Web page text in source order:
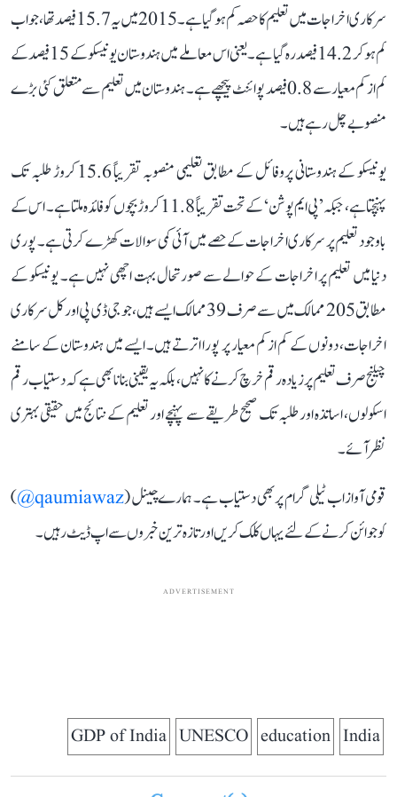
سرکاری اخراجات میں تعلیم کا حصہ کم ہو گیا ہے۔ 2015 میں یہ 15.7 فیصد تھا، جو اب
کم ہو کر 14.2 فیصد رہ گیا ہے۔ یعنی اس معاملے میں ہندوستان یونیسکو کے 15 فیصد کے
کم از کم معیار سے 0.8 فیصد پوائنٹ پیچھے ہے۔ ہندوستان میں تعلیم سے متعلق کئی بڑے
منصوبے چل رہے ہیں۔
یونیسکو کے ہندوستانی پروفائل کے مطابق تعلیمی منصوبہ تقریباً 15.6 کروڑ طلبہ تک
پہنچتا ہے، جبکہ ’پی ایم پوشن‘ کے تحت تقریباً 11.8 کروڑ بچوں کو فائدہ ملتا ہے۔ اس کے
باوجود تعلیم پر سرکاری اخراجات کے حصے میں آئی کمی سوالات کھڑے کرتی ہے۔ پوری
دنیا میں تعلیم پر اخراجات کے حوالے سے صورتحال بہت اچھی نہیں ہے۔ یونیسکو کے
مطابق 205 ممالک میں سے صرف 39 ممالک ایسے ہیں، جو جی ڈی پی اور کل سرکاری
اخراجات، دونوں کے کم از کم معیار پر پورا اترتے ہیں۔ ایسے میں ہندوستان کے سامنے
چیلنج صرف تعلیم پر زیادہ رقم خرچ کرنے کا نہیں، بلکہ یہ یقینی بنانا بھی ہے کہ دستیاب رقم
اسکولوں، اساتذہ اور طلبہ تک صحیح طریقے سے پہنچے اور تعلیم کے نتائج میں حقیقی بہتری
نظر آئے۔
قومی آواز اب ٹیلی گرام پر بھی دستیاب ہے۔ ہمارے چینل (qaumiawaz@
)
کو جوائن کرنے کے لئے یہاں کلک کریں اور تازہ ترین خبروں سے اپ ڈیٹ رہیں۔
ADVERTISEMENT
India
education
UNESCO
GDP of India